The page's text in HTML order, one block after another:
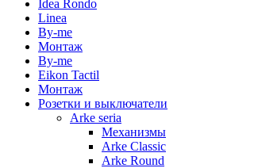
Idea Rondo
Linea
By-me
Монтаж
By-me
Eikon Tactil
Монтаж
Розетки и выключатели
Arke seria
Механизмы
Arke Classic
Arke Round